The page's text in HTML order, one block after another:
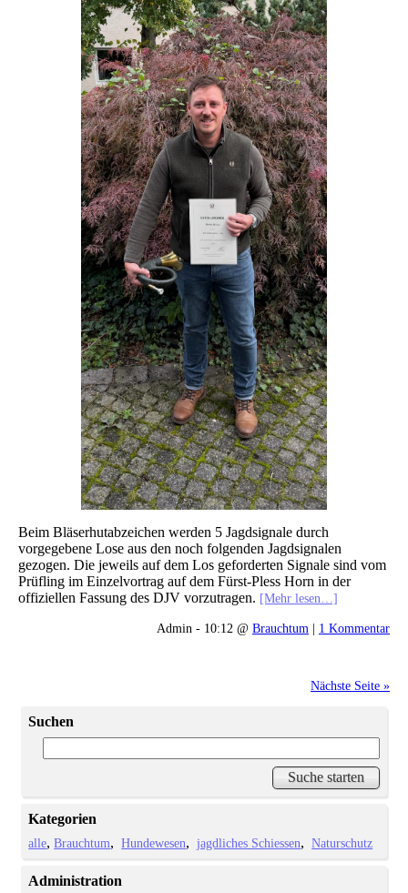
Beim Bläserhutabzeichen werden 5 Jagdsignale durch
vorgegebene Lose aus den noch folgenden Jagdsignalen
gezogen. Die jeweils auf dem Los geforderten Signale sind vom
Prüfling im Einzelvortrag auf dem Fürst-Pless Horn in der
offiziellen Fassung des DJV vorzutragen. [Mehr lesen…]
Admin - 10:12 @ Brauchtum | 1 Kommentar
Nächste Seite »
Suchen
Kategorien
alle Brauchtum Hundewesen jagdliches Schiessen Naturschutz
Administration